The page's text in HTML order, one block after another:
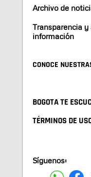
Archivo de
Transparencia y
información
CONOCE
BOGOTA TE
TÉRMINOS DE
Síguenos: